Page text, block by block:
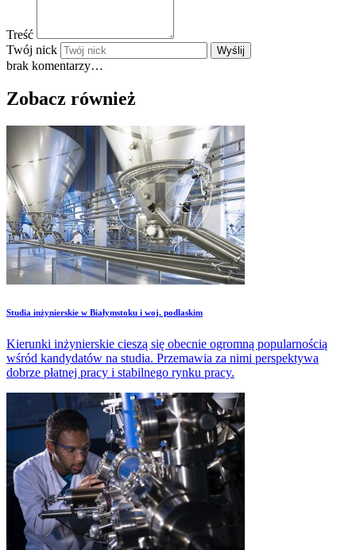
Treść
Twój nick
Wyślij
brak komentarzy…
Zobacz również
Studia inżynierskie w Białymstoku i woj. podlaskim
Kierunki inżynierskie cieszą się obecnie ogromną popularnością
wśród kandydatów na studia. Przemawia za nimi perspektywa
dobrze płatnej pracy i stabilnego rynku pracy.